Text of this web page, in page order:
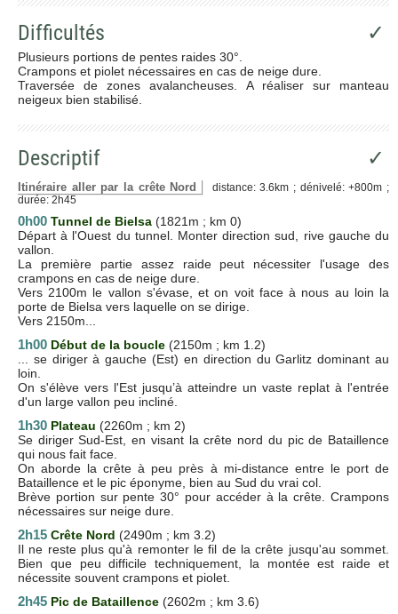
Difficultés ✓
Plusieurs portions de pentes raides 30°.
Crampons et piolet nécessaires en cas de neige dure.
Traversée de zones avalancheuses. A réaliser sur manteau
neigeux bien stabilisé.
Descriptif ✓
Itinéraire aller par la crête Nord
distance: 3.6km ; dénivelé: +800m ;
durée: 2h45
0h00 Tunnel de Bielsa (1821m ; km 0)
Départ à l'Ouest du tunnel. Monter direction sud, rive gauche du
vallon.
La première partie assez raide peut nécessiter l'usage des
crampons en cas de neige dure.
Vers 2100m le vallon s'évase, et on voit face à nous au loin la
porte de Bielsa vers laquelle on se dirige.
Vers 2150m...
1h00 Début de la boucle (2150m ; km 1.2)
... se diriger à gauche (Est) en direction du Garlitz dominant au
loin.
On s'élève vers l'Est jusqu’à atteindre un vaste replat à l'entrée
d'un large vallon peu incliné.
1h30 Plateau (2260m ; km 2)
Se diriger Sud-Est, en visant la crête nord du pic de Bataillence
qui nous fait face.
On aborde la crête à peu près à mi-distance entre le port de
Bataillence et le pic éponyme, bien au Sud du vrai col.
Brève portion sur pente 30° pour accéder à la crête. Crampons
nécessaires sur neige dure.
2h15 Crête Nord (2490m ; km 3.2)
Il ne reste plus qu'à remonter le fil de la crête jusqu'au sommet.
Bien que peu difficile techniquement, la montée est raide et
nécessite souvent crampons et piolet.
2h45 Pic de Bataillence (2602m ; km 3.6)